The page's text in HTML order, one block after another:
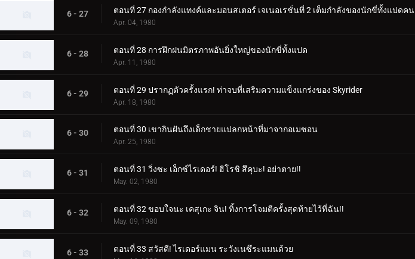
6 - 27 ตอนที่ 27 กองกำลังแทงค์และมอนสเตอร์ เจเนอเรชั่นที่ 2 เต็มกำลังของนักขี่ทั้งแปดคน
Apr. 04, 1980
6 - 28 ตอนที่ 28 การฝึกฝนมิตรภาพอันยิ่งใหญ่ของนักขี่ทั้งแปด
Apr. 11, 1980
6 - 29 ตอนที่ 29 ปรากฏตัวครั้งแรก! ท่าจบที่เสริมความแข็งแกร่งของ Skyrider
Apr. 18, 1980
6 - 30 ตอนที่ 30 เขากินฝันถึงเด็กชายแปลกหน้าที่มาจากอเมซอน
Apr. 25, 1980
6 - 31 ตอนที่ 31 วิ่งซะ เอ็กซ์ไรเดอร์! ฮิโรชิ สึคุบะ! อย่าตาย!!
May. 02, 1980
6 - 32 ตอนที่ 32 ขอบใจนะ เคสุเกะ จิน! ทิ้งการโจมตีครั้งสุดท้ายไว้ที่ฉัน!!
May. 09, 1980
6 - 33 ตอนที่ 33 สวัสดี! ไรเดอร์แมน ระวังเนซึระแมนด้วย